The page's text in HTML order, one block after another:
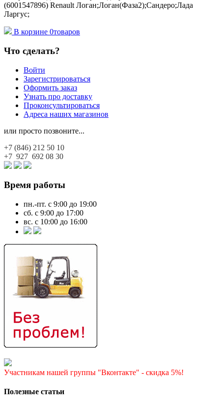
(6001547896) Renault Логан;Логан(Фаза2);Сандеро;Лада
Ларгус;
В корзине 0товаров
Что сделать?
Войти
Зарегистрироваться
Оформить заказ
Узнать про доставку
Проконсультироваться
Адреса наших магазинов
или просто позвоните...
+7 (846) 212 50 10
+7 927 692 08 30
Время работы
пн.-пт. с 9:00 до 19:00
сб. с 9:00 до 17:00
вс. с 10:00 до 16:00
Участникам нашей группы "Вконтакте" - скидка 5%!
Полезные статьи